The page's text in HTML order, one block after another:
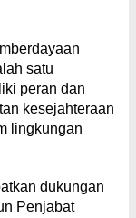
satu
peran dan
kesejahteraan
lingkungan
dukungan
Penjabat